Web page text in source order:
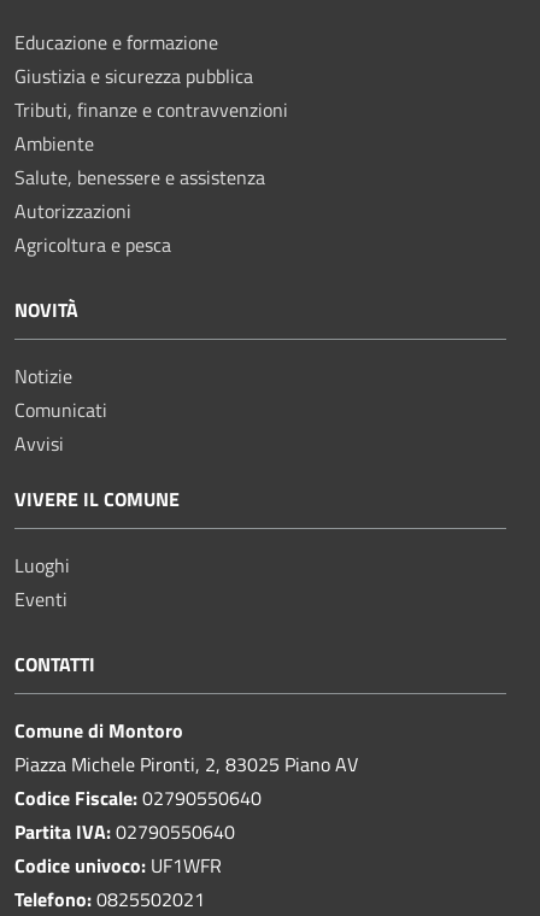
Educazione e formazione
Giustizia e sicurezza pubblica
Tributi, finanze e contravvenzioni
Ambiente
Salute, benessere e assistenza
Autorizzazioni
Agricoltura e pesca
NOVITÀ
Notizie
Comunicati
Avvisi
VIVERE IL COMUNE
Luoghi
Eventi
CONTATTI
Comune di Montoro
Piazza Michele Pironti, 2, 83025 Piano AV
Codice Fiscale:02790550640
Partita IVA:02790550640
Codice univoco: UF1WFR
Telefono:0825502021